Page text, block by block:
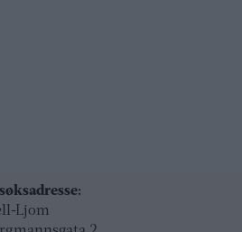
Ljom